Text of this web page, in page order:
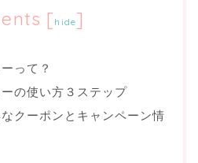
[ hide]
って？
の使い方３ステップ
クーポンとキャンペーン情